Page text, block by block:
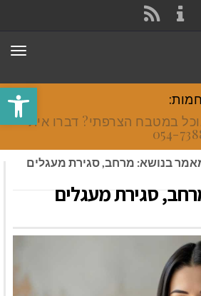
פתח
במטבח הצרפתי? דברו איתי
בנושא: מרחב, סגירת מעגלים
סגירת מעגלים